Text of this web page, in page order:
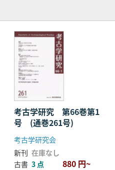
考古学研究 第66巻第1
号 (通巻261号)
考古学研究会
新刊 在庫なし
古書 3 点 880 円~